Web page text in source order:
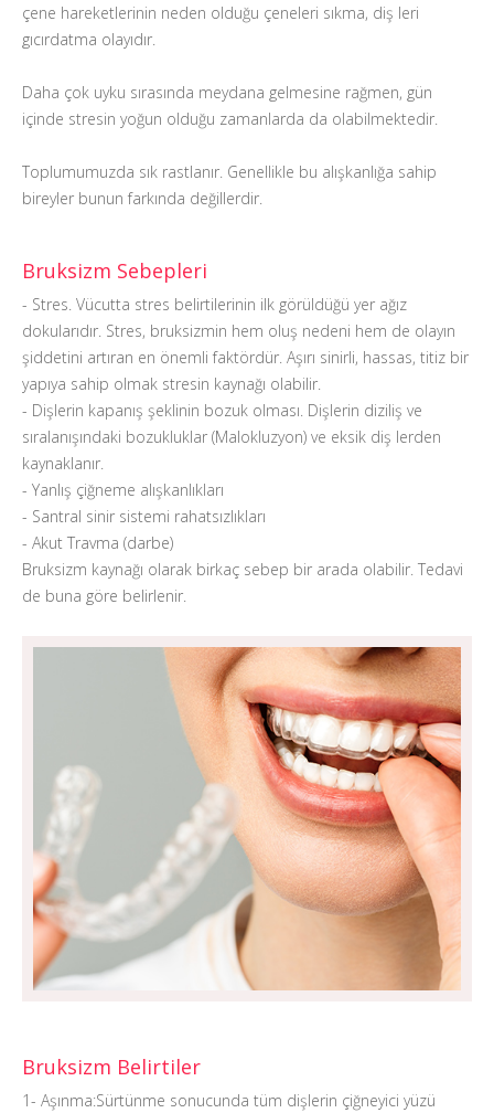
çene hareketlerinin neden olduğu çeneleri sıkma, diş leri
gıcırdatma olayıdır.
Daha çok uyku sırasında meydana gelmesine rağmen, gün
içinde stresin yoğun olduğu zamanlarda da olabilmektedir.
Toplumumuzda sık rastlanır. Genellikle bu alışkanlığa sahip
bireyler bunun farkında değillerdir.
Bruksizm Sebepleri
- Stres. Vücutta stres belirtilerinin ilk görüldüğü yer ağız
dokularıdır. Stres, bruksizmin hem oluş nedeni hem de olayın
şiddetini artıran en önemli faktördür. Aşırı sinirli, hassas, titiz bir
yapıya sahip olmak stresin kaynağı olabilir.
- Dişlerin kapanış şeklinin bozuk olması. Dişlerin diziliş ve
sıralanışındaki bozukluklar (Malokluzyon) ve eksik diş lerden
kaynaklanır.
- Yanlış çiğneme alışkanlıkları
- Santral sinir sistemi rahatsızlıkları
- Akut Travma (darbe)
Bruksizm kaynağı olarak birkaç sebep bir arada olabilir. Tedavi
de buna göre belirlenir.
Bruksizm Belirtiler
1- Aşınma:Sürtünme sonucunda tüm dişlerin çiğneyici yüzü